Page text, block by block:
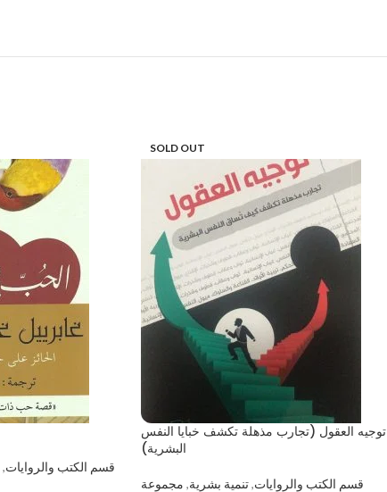
قسم الكتب والروايات,
SOLD OUT
توجيه العقول (تجارب مذهلة تكشف خبايا النفس
البشرية)
قسم الكتب والروايات,تنمية بشرية, مجموعة